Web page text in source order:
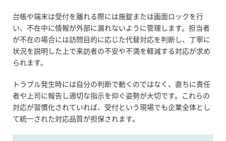
台帳や端末は受付を離れる際には施錠または画面ロックを行
い、不在中に情報が外部に漏れないように管理します。担当者
が不在の場合には訪問目的に応じた代替対応を判断し、丁寧に
状況を説明した上で来訪者の不安や不満を軽減する対応が求め
られます。
トラブル発生時には自分の判断で動くのではなく、直ちに責任
者や上司に報告し適切な指示を仰ぐ姿勢が大切です。これらの
対応が習慣化されていれば、受付という現場でも企業全体とし
て統一された対応品質が担保されます。